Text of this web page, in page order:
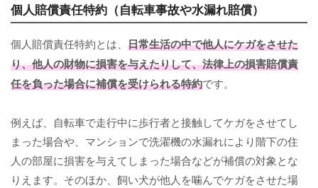
個人賠償責任特約（自転車事故や水漏れ賠償）
個人賠償責任特約とは、 日常生活の中で他人にケガをさせた
り、他人の財物に損害を与えたりして、法律上の損害賠償責
任を負った場合に補償を受けられる特約です。
例えば、自転車で走行中に歩行者と接触してケガをさせてし
まった場合や、マンションで洗濯機の水漏れにより階下の住
人の部屋に損害を与えてしまった場合などが補償の対象とな
りえます。そのほか、飼い犬が他人を噛んでケガをさせた場